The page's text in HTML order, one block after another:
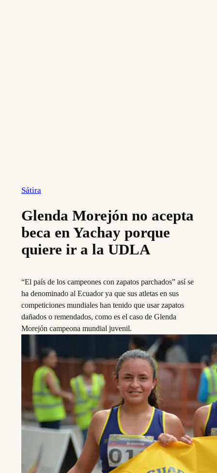
Sátira
Glenda Morejón no acepta
beca en Yachay porque
quiere ir a la UDLA
“El país de los campeones con zapatos parchados” así se
ha denominado al Ecuador ya que sus atletas en sus
competiciones mundiales han tenido que usar zapatos
dañados o remendados, como es el caso de Glenda
Morejón campeona mundial juvenil.